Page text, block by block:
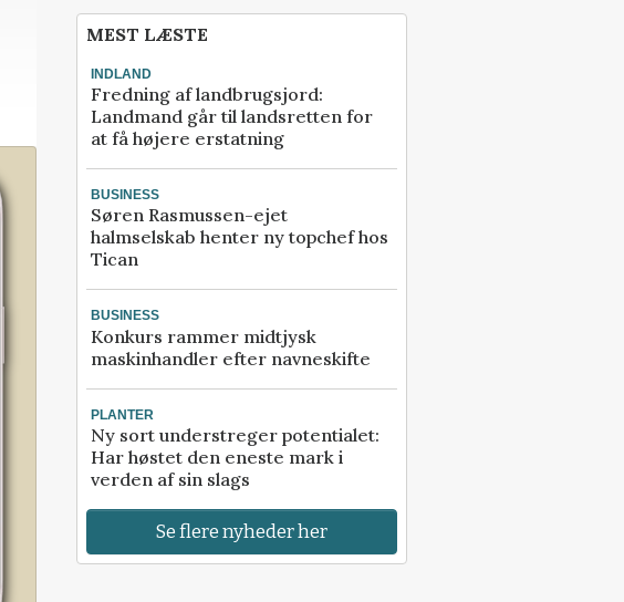
MEST LÆSTE
INDLAND
Fredning af landbrugsjord:
Landmand går til landsretten for
at få højere erstatning
BUSINESS
Søren Rasmussen-ejet
halmselskab henter ny topchef hos
Tican
BUSINESS
Konkurs rammer midtjysk
maskinhandler efter navneskifte
PLANTER
Ny sort understreger potentialet:
Har høstet den eneste mark i
verden af sin slags
Se flere nyheder her